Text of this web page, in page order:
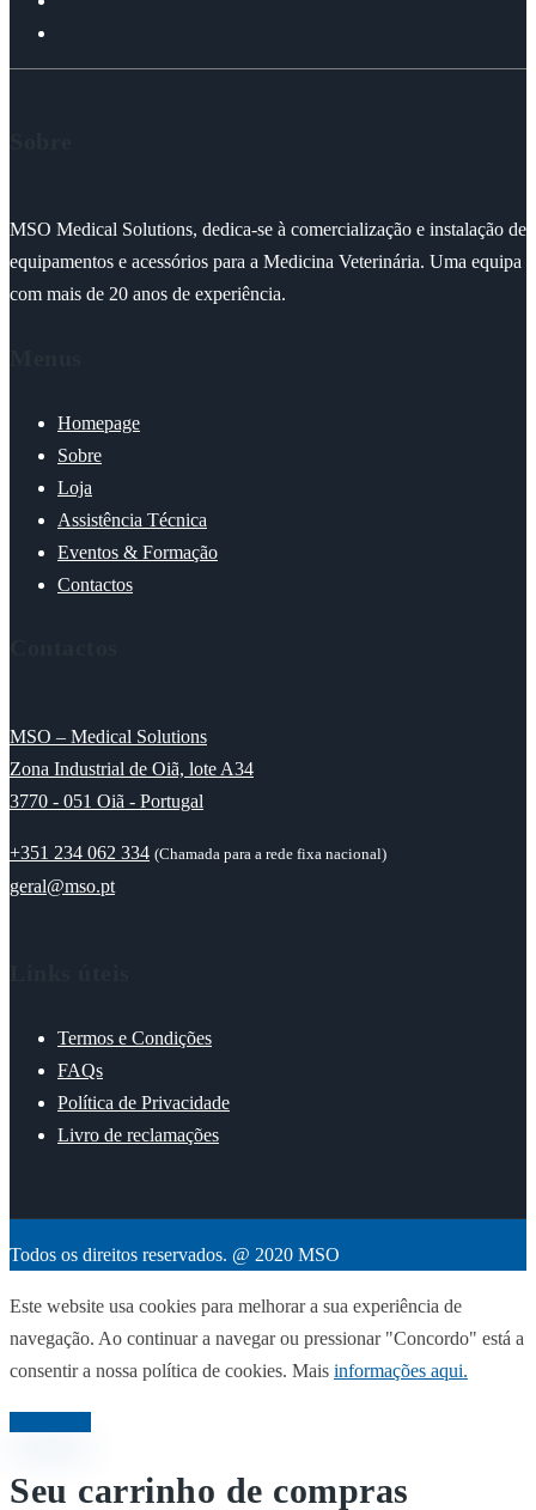
MSO Medical Solutions, dedica-se à comercialização e instalação de
equipamentos e acessórios para a Medicina Veterinária. Uma equipa
com mais de 20 anos de experiência.
Homepage
Sobre
Loja
Assistência Técnica
Eventos & Formação
Contactos
MSO – Medical Solutions
Zona Industrial de Oiã, lote A34
3770 - 051 Oiã - Portugal
+351 234 062 334 (Chamada para a rede fixa nacional)
geral@mso.pt
Termos e Condições
FAQs
Política de Privacidade
Livro de reclamações
Todos os direitos reservados. @ 2020 MSO
Este website usa cookies para melhorar a sua experiência de
navegação. Ao continuar a navegar ou pressionar "Concordo" está a
consentir a nossa política de cookies. Mais informações aqui.
Seu carrinho de compras